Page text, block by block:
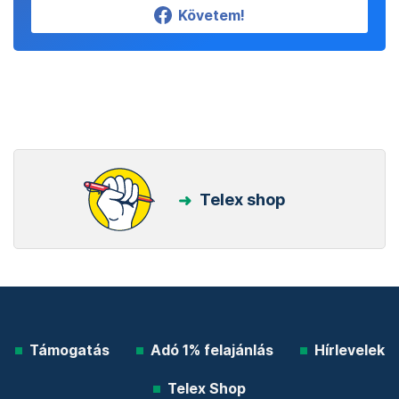
Követem!
Telex shop
Támogatás Adó 1% felajánlás Hírlevelek
Telex Shop